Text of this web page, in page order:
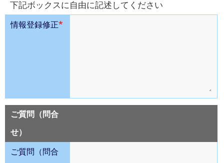
下記ボックスに自由に記述してください
情報登録修正*
ご質問（問合
せ）
ご質問（問合